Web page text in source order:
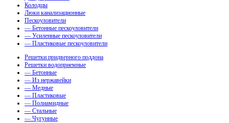
Колодцы
Люки канализационные
Пескоуловители
— Бетонные пескоуловители
— Усиленные пескоуловители
— Пластиковые пескоуловители
Решетки придверного поддона
Решетки водоприемные
— Бетонные
— Из нержавейки
— Медные
— Пластиковые
— Полиамидные
— Стальные
— Чугунные